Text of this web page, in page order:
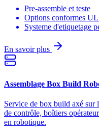
Pre-assemble et teste
Options conformes
Systeme d'etiquetage
En savoir plus
Assemblage Box Build
Service de box build axé sur
de contrôle, boîtiers
en robotique.